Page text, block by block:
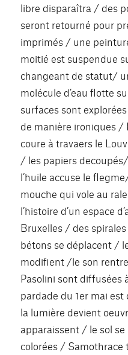
libre disparaîtra / des
seront retourné pour
imprimés / une
moitié est suspendue
changeant de statut/
molécule d’eau flotte
surfaces sont
de manière ironiques /
coure à travaers le
/ les papiers
l’huile accuse le
mouche qui vole au
l’histoire d’un espace
Bruxelles / des
bétons se déplacent /
modifient /le son
Pasolini sont diffusées
pardade du 1er mai
la lumière devient
apparaissent / le sol
colorées /